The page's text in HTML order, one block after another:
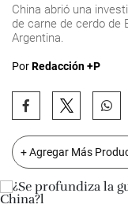
China abrió una
de carne de cerdo de
Argentina.
PorRedacción +P
+ Agregar Más